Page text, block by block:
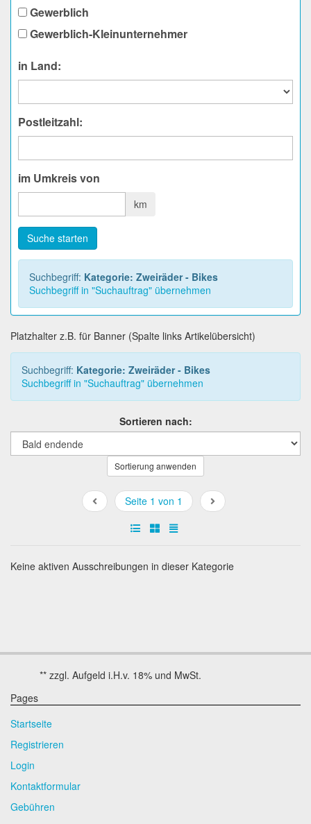
Gewerblich
Gewerblich-Kleinunternehmer
in Land:
Postleitzahl:
im Umkreis von
km
Suche starten
Suchbegriff: Kategorie: Zweiräder - Bikes
Suchbegriff in "Suchauftrag" übernehmen
Platzhalter z.B. für Banner (Spalte links Artikelübersicht)
Suchbegriff: Kategorie: Zweiräder - Bikes
Suchbegriff in "Suchauftrag" übernehmen
Sortieren nach:
Sortierung anwenden
Seite 1 von 1
Keine aktiven Ausschreibungen in dieser Kategorie
Pages
Startseite
Registrieren
Login
Kontaktformular
Gebühren